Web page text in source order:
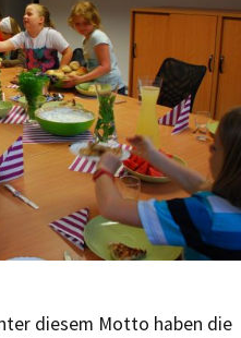
diesem Motto haben die